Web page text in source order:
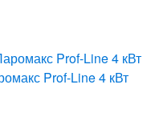
Prof-Line 4 кВт